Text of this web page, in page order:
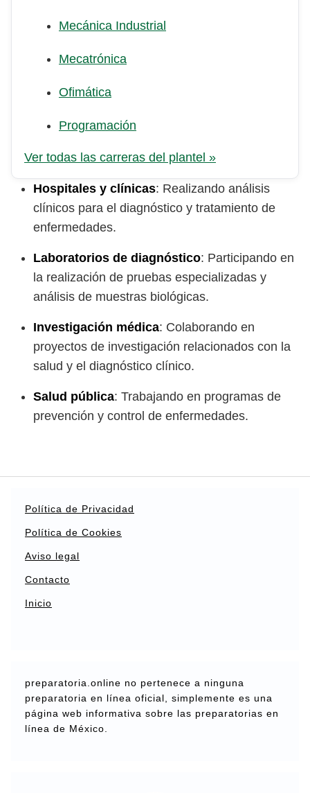
Mecánica Industrial
Mecatrónica
Ofimática
Programación
Ver todas las carreras del plantel »
Hospitales y clínicas: Realizando análisis
clínicos para el diagnóstico y tratamiento de
enfermedades.
Laboratorios de diagnóstico: Participando en
la realización de pruebas especializadas y
análisis de muestras biológicas.
Investigación médica: Colaborando en
proyectos de investigación relacionados con la
salud y el diagnóstico clínico.
Salud pública: Trabajando en programas de
prevención y control de enfermedades.
Política de Privacidad
Política de Cookies
Aviso legal
Contacto
Inicio
preparatoria.online no pertenece a ninguna
preparatoria en línea oficial, simplemente es una
página web informativa sobre las preparatorias en
línea de México.